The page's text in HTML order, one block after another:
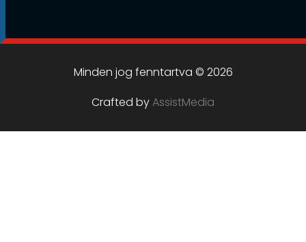
Minden jog fenntartva © 2026
Crafted byAssistMedia